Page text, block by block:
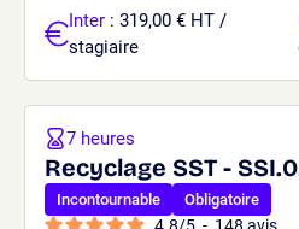
Inter : 319,00 € HT /
stagiaire
Recyclage SST -
Incontournable Obligatoire
4.8/5 - 148 avis
7 heures